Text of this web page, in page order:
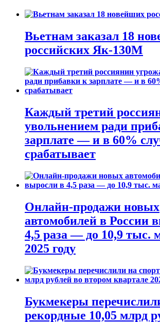
Вьетнам заказал 18
российских Як-130М
Каждый третий
увольнением ради
зарплате — и в 60%
срабатывает
Онлайн-продажи новых
автомобилей в России
4,5 раза — до 10,9 тыс.
2025 году
Букмекеры
рекордные 10,05 млрд